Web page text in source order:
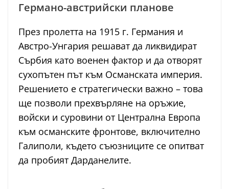
Германо-австрийски планове
През пролетта на 1915 г. Германия и
Австро-Унгария решават да ликвидират
Сърбия като военен фактор и да отворят
сухопътен път към Османската империя.
Решението е стратегически важно – това
ще позволи прехвърляне на оръжие,
войски и суровини от Централна Европа
към османските фронтове, включително
Галиполи, където съюзниците се опитват
да пробият Дарданелите.